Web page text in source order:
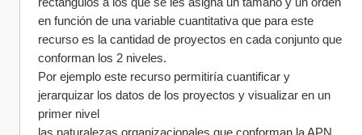
en función de una variable cuantitativa que para este
recurso es la cantidad de proyectos en cada conjunto que
conforman los 2 niveles.
Por ejemplo este recurso permitiría cuantificar y
jerarquizar los datos de los proyectos y visualizar en un
primer nivel
las naturalezas organizacionales que conforman la APN